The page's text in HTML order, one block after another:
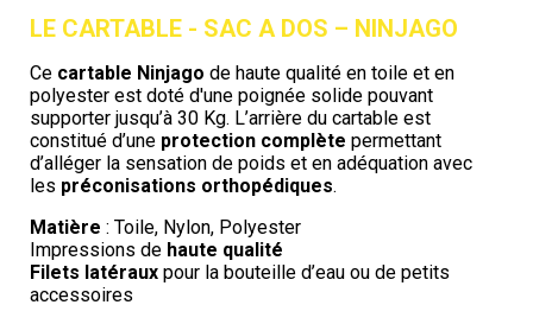
LE CARTABLE - SAC A DOS – NINJAGO
Ce cartable Ninjago de haute qualité en toile et en
polyester est doté d'une poignée solide pouvant
supporter jusqu’à 30 Kg. L’arrière du cartable est
constitué d’une protection complète permettant
d’alléger la sensation de poids et en adéquation avec
les préconisations orthopédiques.
Matière : Toile, Nylon, Polyester
Impressions de haute qualité
Filets latéraux pour la bouteille d’eau ou de petits
accessoires